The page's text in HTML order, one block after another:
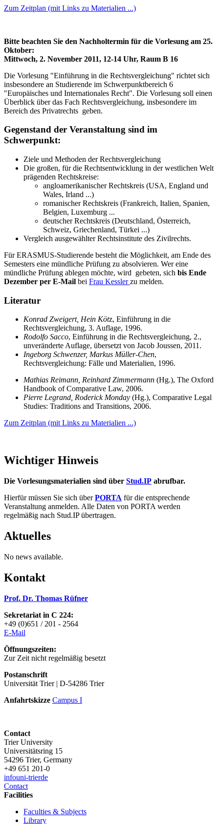
Zum Zeitplan (mit Links zu Materialien ...)
Bitte beachten Sie den Nachholtermin für die Vorlesung am 25.
Oktober:
Mittwoch, 2. November 2011, 12-14 Uhr, Raum B 16
Die Vorlesung "Einführung in die Rechtsvergleichung" richtet sich
insbesondere an Studierende im Schwerpunktbereich 6
"Europäisches und Internationales Recht". Die Vorlesung soll einen
Überblick über das Fach Rechtsvergleichung, insbesondere im
Bereich des Privatrechts geben.
Gegenstand der Veranstaltung sind im
Schwerpunkt:
Ziele und Methoden der Rechtsvergleichung
Die großen, für die Rechtsentwicklung in der westlichen Welt
prägenden Rechtskreise:
angloamerikanischer Rechtskreis (USA, England und
Wales, Irland ...)
romanischer Rechtskreis (Frankreich, Italien, Spanien,
Belgien, Luxemburg ...
deutscher Rechtskreis (Deutschland, Österreich,
Schweiz, Griechenland, Türkei ...)
Vergleich ausgewählter Rechtsinstitute des Zivilrechts.
Für ERASMUS-Studierende besteht die Möglichkeit, am Ende des
Semesters eine mündliche Prüfung zu absolvieren. Wer eine
mündliche Prüfung ablegen möchte, wird gebeten, sich bis Ende
Dezember per E-Mail bei Frau Kesslerzu melden.
Literatur
Konrad Zweigert, Hein Kötz, Einführung in die
Rechtsvergleichung, 3. Auflage, 1996.
Rodolfo Sacco, Einführung in die Rechtsvergleichung, 2.,
unveränderte Auflage, übersetzt von Jacob Joussen, 2011.
Ingeborg Schwenzer, Markus Müller-Chen,
Rechtsvergleichung: Fälle und Materialien, 1996.
Mathias Reimann, Reinhard Zimmermann (Hg.), The Oxford
Handbook of Comparative Law, 2006.
Pierre Legrand, Roderick Monday (Hg.), Comparative Legal
Studies: Traditions and Transitions, 2006.
Zum Zeitplan (mit Links zu Materialien ...)
Wichtiger Hinweis
Die Vorlesungsmaterialien sind über Stud.IP abrufbar.
Hierfür müssen Sie sich über PORTA für die entsprechende
Veranstaltung anmelden. Alle Daten von PORTA werden
regelmäßig nach Stud.IP übertragen.
Aktuelles
No news available.
Kontakt
Prof. Dr. Thomas Rüfner
Sekretariat in C 224:
+49 (0)651 / 201 - 2564
E-Mail
Öffnungszeiten:
Zur Zeit nicht regelmäßig besetzt
Postanschrift
Universität Trier | D-54286 Trier
Anfahrtskizze Campus I
Contact
Trier University
Universitätsring 15
54296 Trier, Germany
+49 651 201-0
infouni-trierde
Contact
Facilities
Faculties & Subjects
Library